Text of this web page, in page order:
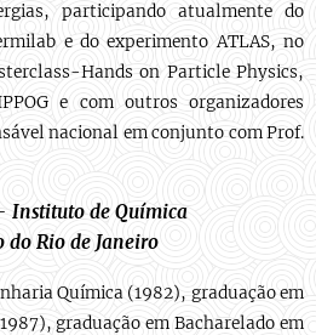
participando atualmente do
e do experimento ATLAS, no
Hands on Particle Physics,
e com outros organizadores
nacional em conjunto com Prof.
Instituto de Química
do Rio de Janeiro
Química (1982), graduação em
graduação em Bacharelado em